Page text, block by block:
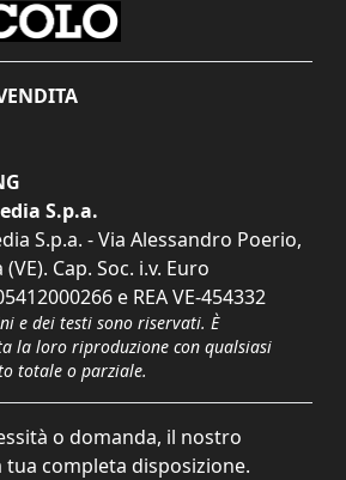
S.p.a.
S.p.a. - Via Alessandro Poerio,
Cap. Soc. i.v. Euro
e REA VE-454332
e dei testi sono riservati. È
la loro riproduzione con qualsiasi
totale o parziale.
o domanda, il nostro
tua completa disposizione.